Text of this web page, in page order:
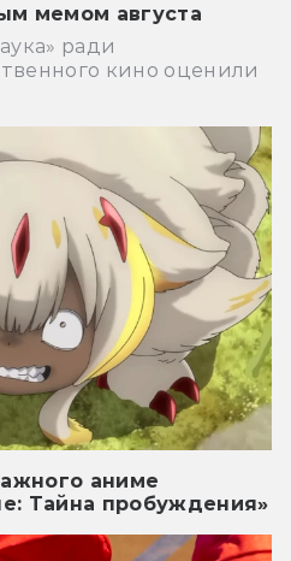
мемом августа
ради
кино оценили
аниме
Тайна пробуждения»